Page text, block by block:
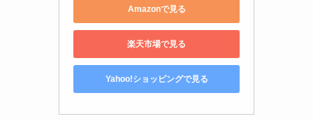
Amazonで見る
楽天市場で見る
Yahoo!ショッピングで見る